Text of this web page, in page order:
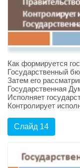
Как формируется
Государственный
Затем его
Государственная
Исполняет
Контролирует
Слайд 14